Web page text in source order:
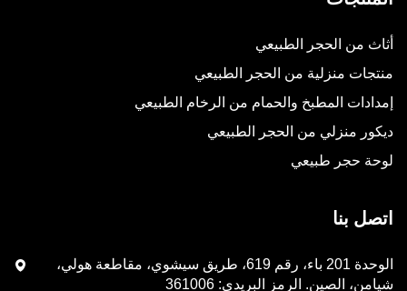
أثاث من الحجر الطبيعي
منتجات منزلية من الحجر الطبيعي
إمدادات المطبخ والحمام من الرخام الطبيعي
ديكور منزلي من الحجر الطبيعي
لوحة حجر طبيعي
اتصل بنا
الوحدة 201 باء، رقم 619، طريق سيشوي، مقاطعة هولي،
شيامن، الصين. الرمز البريدي: 361006